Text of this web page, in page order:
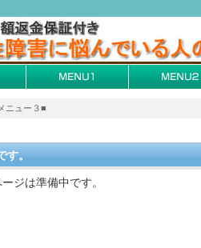
ニュー３■
す。
ジは準備中です。